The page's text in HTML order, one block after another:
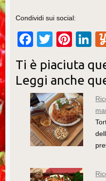
Condividi sui social:
F
a
c
e
b
o
o
k
T
tt
er
Pi
er
e
st
Li
k
e
dI
n
Ti è piaciuta
Leggi anche